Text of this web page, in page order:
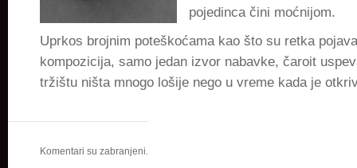
pojedinca čini moćnijom.
Uprkos brojnim poteškoćama kao što su retka
kompozicija, samo jedan izvor nabavke, čaroit
tržištu ništa mnogo lošije nego u vreme kada je
Komentari su zabranjeni.